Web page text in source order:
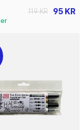
95 KR
119 KR